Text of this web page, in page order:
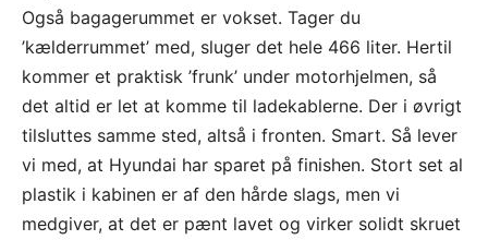
Også bagagerummet er vokset. Tager du
’kælderrummet’ med, sluger det hele 466 liter. Hertil
kommer et praktisk ’frunk’ under motorhjelmen, så
det altid er let at komme til ladekablerne. Der i øvrigt
tilsluttes samme sted, altså i fronten. Smart. Så lever
vi med, at Hyundai har sparet på finishen. Stort set al
plastik i kabinen er af den hårde slags, men vi
medgiver, at det er pænt lavet og virker solidt skruet